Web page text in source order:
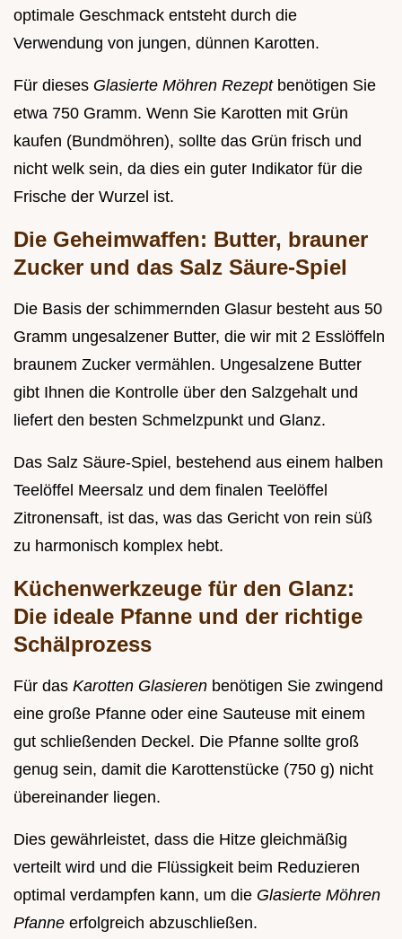
optimale Geschmack entsteht durch die
Verwendung von jungen, dünnen Karotten.
Für dieses Glasierte Möhren Rezept benötigen Sie
etwa 750 Gramm. Wenn Sie Karotten mit Grün
kaufen (Bundmöhren), sollte das Grün frisch und
nicht welk sein, da dies ein guter Indikator für die
Frische der Wurzel ist.
Die Geheimwaffen: Butter, brauner
Zucker und das Salz Säure-Spiel
Die Basis der schimmernden Glasur besteht aus 50
Gramm ungesalzener Butter, die wir mit 2 Esslöffeln
braunem Zucker vermählen. Ungesalzene Butter
gibt Ihnen die Kontrolle über den Salzgehalt und
liefert den besten Schmelzpunkt und Glanz.
Das Salz Säure-Spiel, bestehend aus einem halben
Teelöffel Meersalz und dem finalen Teelöffel
Zitronensaft, ist das, was das Gericht von rein süß
zu harmonisch komplex hebt.
Küchenwerkzeuge für den Glanz:
Die ideale Pfanne und der richtige
Schälprozess
Für das Karotten Glasieren benötigen Sie zwingend
eine große Pfanne oder eine Sauteuse mit einem
gut schließenden Deckel. Die Pfanne sollte groß
genug sein, damit die Karottenstücke (750 g) nicht
übereinander liegen.
Dies gewährleistet, dass die Hitze gleichmäßig
verteilt wird und die Flüssigkeit beim Reduzieren
optimal verdampfen kann, um die Glasierte Möhren
Pfanne erfolgreich abzuschließen.